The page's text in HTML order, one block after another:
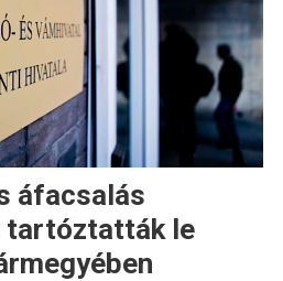
áfacsalás
le